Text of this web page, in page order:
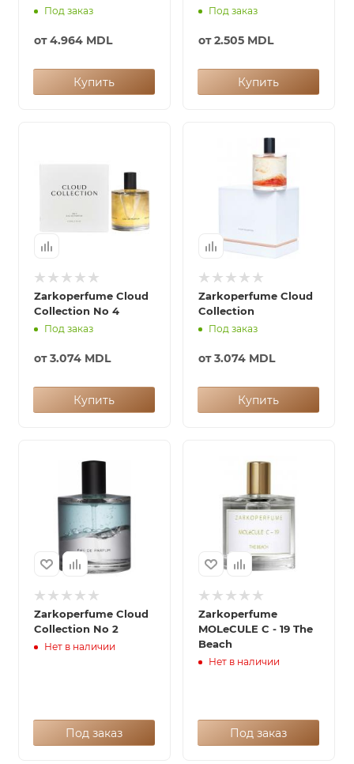
Под заказ
от4.964 MDL
Купить
Под заказ
от2.505 MDL
Купить
Zarkoperfume Cloud
Collection No 4
Под заказ
от3.074 MDL
Купить
Zarkoperfume Cloud
Collection
Под заказ
от3.074 MDL
Купить
Zarkoperfume Cloud
Collection No 2
Нет в наличии
Под заказ
Zarkoperfume
MOLeCULE C - 19 The
Beach
Нет в наличии
Под заказ